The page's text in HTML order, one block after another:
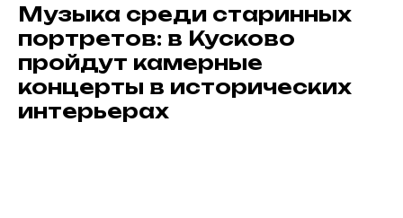
Музыка среди старинных
портретов: в Кусково
пройдут камерные
концерты в исторических
интерьерах